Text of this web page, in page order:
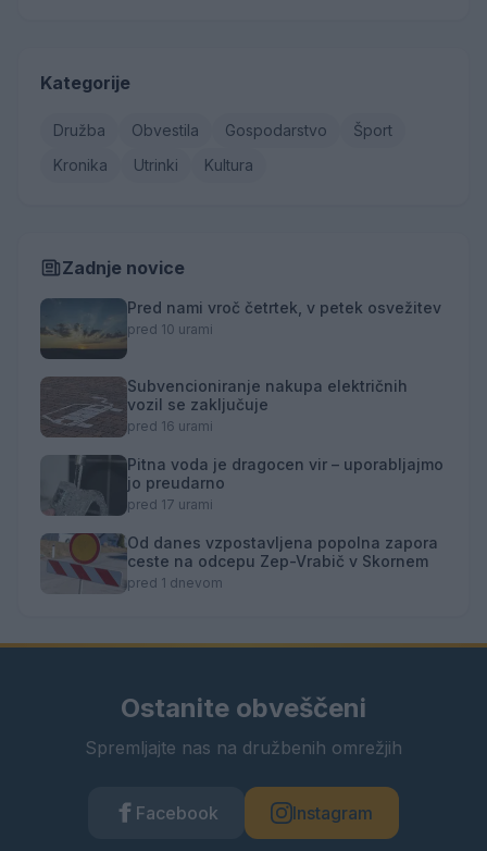
Kategorije
Družba Obvestila Gospodarstvo
Šport
Kronika
Utrinki Kultura
Zadnje novice
Pred nami vroč četrtek, v petek osvežitev
pred 10 urami
Subvencioniranje nakupa električnih
vozil se zaključuje
pred 16 urami
Pitna voda je dragocen vir – uporabljajmo
jo preudarno
pred 17 urami
Od danes vzpostavljena popolna zapora
ceste na odcepu Zep-Vrabič v Skornem
pred 1 dnevom
Ostanite obveščeni
Spremljajte nas na družbenih omrežjih
Facebook Instagram